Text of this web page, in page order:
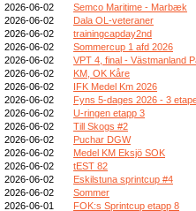
2026-06-02
Semco Maritime - Marbæk
2026-06-02
Dala OL-veteraner
2026-06-02
trainingcapday2nd
2026-06-02
Sommercup 1 afd 2026
2026-06-02
VPT 4, final - Västmanland
2026-06-02
KM, OK Kåre
2026-06-02
IFK Medel Km 2026
2026-06-02
Fyns 5-dages 2026 - 3
2026-06-02
U-ringen etapp 3
2026-06-02
Till Skogs #2
2026-06-02
Puchar DGW
2026-06-02
Medel KM Eksjö SOK
2026-06-02
tEST 82
2026-06-02
Eskilstuna sprintcup #4
2026-06-02
Sommer
2026-06-01
FOK:s Sprintcup etapp 8